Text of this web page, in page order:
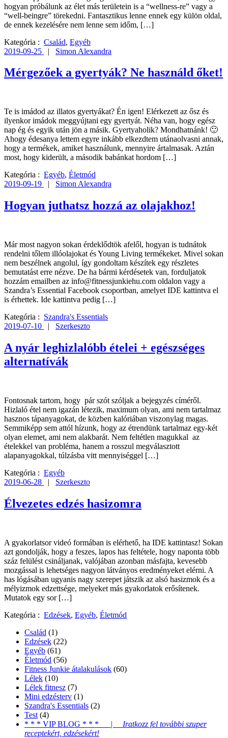
hogyan próbálunk az élet más területein is a “wellness-re” vagy a
“well-beingre” törekedni. Fantasztikus lenne ennek egy külön oldal,
de ennek kezelésére nem lenne sem időm, […]
Kategória : Család, Egyéb
2019-09-25
| Simon Alexandra
Mérgezőek a gyertyák? Ne használd őket!
Te is imádod az illatos gyertyákat? Én igen! Elérkezett az ősz és
ilyenkor imádok meggyújtani egy gyertyát. Néha van, hogy egész
nap ég és egyik után jön a másik. Gyertyaholik? Mondhatnánk! 🙂
Ahogy édesanya lettem egyre inkább elkezdtem utánaolvasni annak,
hogy a termékek, amiket használunk, mennyire ártalmasak. Aztán
most, hogy kiderült, a második babánkat hordom […]
Kategória : Egyéb, Életmód
2019-09-19
| Simon Alexandra
Hogyan juthatsz hozzá az olajakhoz!
Már most nagyon sokan érdeklődtök afelől, hogyan is tudnátok
rendelni tőlem illóolajokat és Young Living termékeket. Mivel sokan
nem beszélnek angolul, így gondoltam készítek egy részletes
bemutatást erre nézve. De ha bármi kérdésetek van, forduljatok
hozzám emailben az info@fitnessjunkiehu.com oldalon vagy a
Szandra’s Essential Facebook csoportban, amelyet IDE kattintva el
is érhettek. Ide kattintva pedig […]
Kategória : Szandra's Essentials
2019-07-10
| Szerkeszto
A nyár leghizlalóbb ételei + egészséges
alternatívák
Fontosnak tartom, hogy pár szót szóljak a bejegyzés címéről.
Hizlaló étel nem igazán létezik, maximum olyan, ami nem tartalmaz
hasznos tápanyagokat, de közben kalóriában viszonylag magas.
Semmiképp sem attól hízunk, hogy az étrendünk tartalmaz egy-két
olyan elemet, ami nem alakbarát. Nem feltétlen magukkal az
ételekkel van probléma, hanem a rosszul megválasztott
alapanyagokkal, túlzásba vitt mennyiséggel […]
Kategória : Egyéb
2019-06-28
| Szerkeszto
Élvezetes edzés hasizomra
A gyakorlatsor videó formában is elérhető, ha IDE kattintasz! Sokan
azt gondolják, hogy a feszes, lapos has feltétele, hogy naponta több
száz felülést csináljanak, valójában azonban másfajta, kevesebb
mozgással is lehetséges nagyon látványos eredményeket elérni. A
has lógásában ugyanis nagy szerepet játszik az alsó hasizmok és a
mélyizmok edzettsége, melyeket más gyakorlatok erősítenek.
Mutatok egy sor […]
Kategória : Edzések, Egyéb, Életmód
Család (1)
Edzések (22)
Egyéb (61)
Életmód (56)
Fitness Junkie átalakulások (60)
Lélek (10)
Lélek fitnesz (7)
Mini edzésterv (1)
Szandra's Essentials (2)
Test (4)
* * * VIP BLOG * * * | Iratkozz fel további szuper
receptekért, edzésekért!